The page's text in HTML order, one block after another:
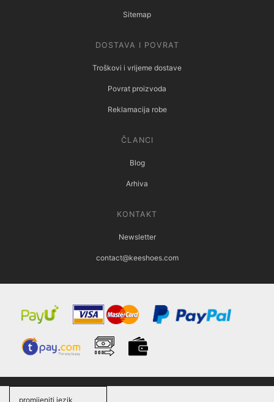
Sitemap
DOSTAVA I POVRAT
Troškovi i vrijeme dostave
Povrat proizvoda
Reklamacija robe
ČLANCI
Blog
Arhiva
KONTAKT
Newsletter
contact@keeshoes.com
promijeniti jezik